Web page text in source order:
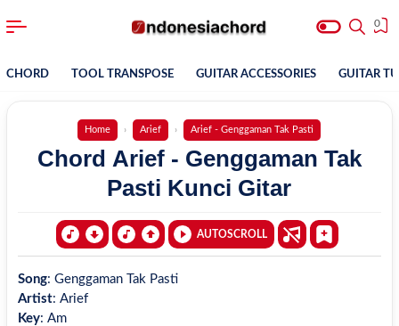
0
CHORD TOOL TRANSPOSE GUITAR ACCESSORIES GUITAR
Home Arief Arief - Genggaman Tak Pasti
Chord Arief - Genggaman Tak
Pasti Kunci Gitar
AUTOSCROLL
Song: Genggaman Tak Pasti
Artist: Arief
Key: Am